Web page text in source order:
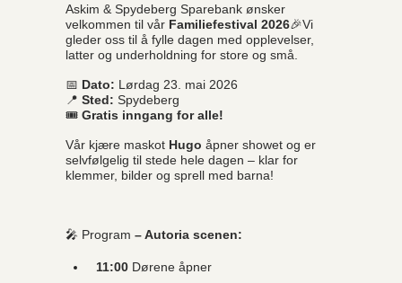
Askim & Spydeberg Sparebank ønsker
velkommen til vår Familiefestival 2026🎉Vi
gleder oss til å fylle dagen med opplevelser,
latter og underholdning for store og små.
📅 Dato: Lørdag 23. mai 2026
📍 Sted: Spydeberg
🎟️ Gratis inngang for alle!
Vår kjære maskot Hugo åpner showet og er
selvfølgelig til stede hele dagen – klar for
klemmer, bilder og sprell med barna!
🎤 Program – Autoria scenen:
11:00Dørene åpner